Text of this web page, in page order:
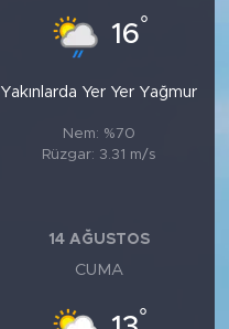
16°
Yakınlarda Yer Yer Yağmur
Nem: %70
Rüzgar: 3.31 m/s
14 AĞUSTOS
CUMA
°